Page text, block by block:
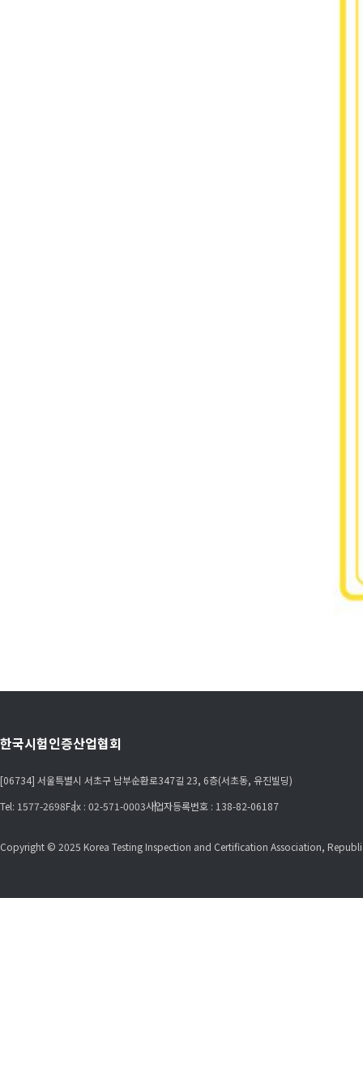
한국시험인증산업협회
[06734] 서울특별시 서초구 남부순환로347길 23, 6층(서초동, 유진빌딩)
Tel: 1577-2698Fax : 02-571-0003사업자등록번호 : 138-82-06187
Copyright © 2025 Korea Testing Inspection and Certification Association,